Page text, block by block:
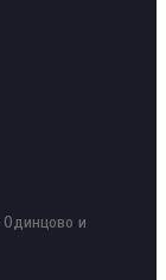
Одинцово и